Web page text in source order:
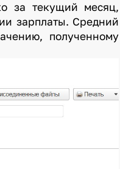
за текущий месяц,
зарплаты. Средний
полученному